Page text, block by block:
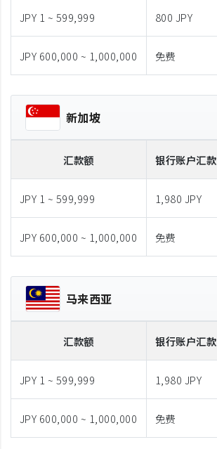
JPY 1 ~ 599,999 800 JPY
JPY 600,000 ~ 1,000,000 免费
新加坡
汇款额 银行账户汇款
JPY 1 ~ 599,999 1,980 JPY
JPY 600,000 ~ 1,000,000 免费
马来西亚
汇款额 银行账户汇款
JPY 1 ~ 599,999 1,980 JPY
JPY 600,000 ~ 1,000,000 免费